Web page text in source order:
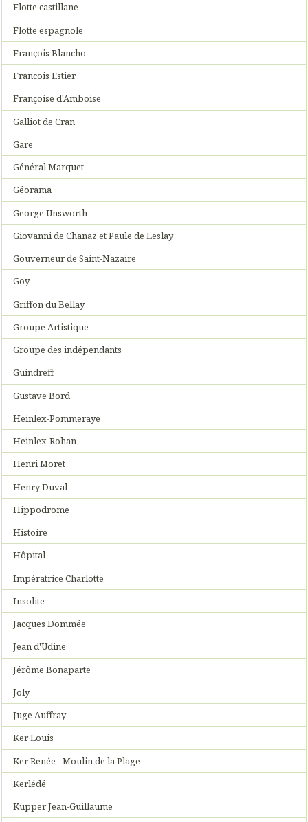
Flotte castillane
Flotte espagnole
François Blancho
Francois Estier
Françoise d'Amboise
Galliot de Cran
Gare
Général Marquet
Géorama
George Unsworth
Giovanni de Chanaz et Paule de Leslay
Gouverneur de Saint-Nazaire
Goy
Griffon du Bellay
Groupe Artistique
Groupe des indépendants
Guindreff
Gustave Bord
Heinlex-Pommeraye
Heinlex-Rohan
Henri Moret
Henry Duval
Hippodrome
Histoire
Hôpital
Impératrice Charlotte
Insolite
Jacques Dommée
Jean d'Udine
Jérôme Bonaparte
Joly
Juge Auffray
Ker Louis
Ker Renée - Moulin de la Plage
Kerlédé
Küpper Jean-Guillaume